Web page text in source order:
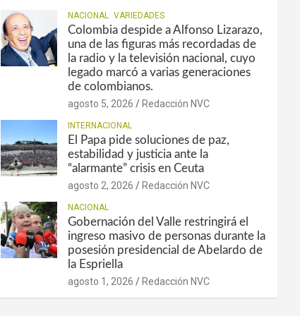
NACIONAL VARIEDADES
Colombia despide a Alfonso Lizarazo,
una de las figuras más recordadas de
la radio y la televisión nacional, cuyo
legado marcó a varias generaciones
de colombianos.
agosto 5, 2026 Redacción NVC
INTERNACIONAL
El Papa pide soluciones de paz,
estabilidad y justicia ante la
“alarmante” crisis en Ceuta
agosto 2, 2026 Redacción NVC
NACIONAL
Gobernación del Valle restringirá el
ingreso masivo de personas durante la
posesión presidencial de Abelardo de
la Espriella
agosto 1, 2026 Redacción NVC